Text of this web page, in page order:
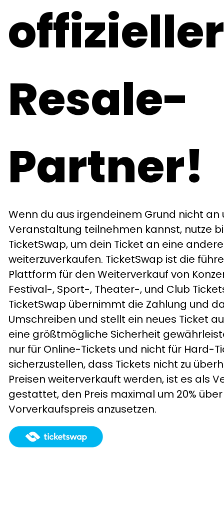
offizieller
Resale-
Partner!
Wenn du aus irgendeinem Grund nicht an
Veranstaltung teilnehmen kannst, nutze
TicketSwap, um dein Ticket an eine
weiterzuverkaufen. TicketSwap ist die
Plattform für den Weiterverkauf von
Festival-, Sport-, Theater-, und Club
TicketSwap übernimmt die Zahlung und
Umschreiben und stellt ein neues Ticket
eine größtmögliche Sicherheit
nur für Online-Tickets und nicht für Hard-
sicherzustellen, dass Tickets nicht zu
Preisen weiterverkauft werden, ist es als
gestattet, den Preis maximal um 20%
Vorverkaufspreis anzusetzen.